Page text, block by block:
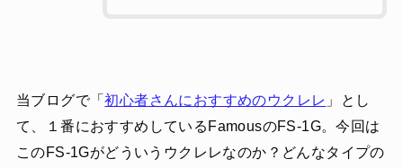
当ブログで「初心者さんにおすすめのウクレレ 」とし
て、１番におすすめしているFamousのFS-1G。今回は
このFS-1Gがどういうウクレレなのか？どんなタイプの